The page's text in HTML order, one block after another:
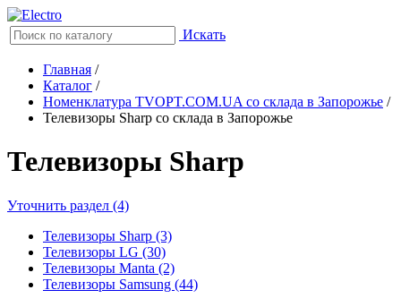
Искать
Главная /
Каталог /
Номенклатура TVOPT.COM.UA со склада в Запорожье /
Телевизоры Sharp со склада в Запорожье
Телевизоры Sharp
Уточнить раздел (4)
Телевизоры Sharp (3)
Телевизоры LG (30)
Телевизоры Manta (2)
Телевизоры Samsung (44)